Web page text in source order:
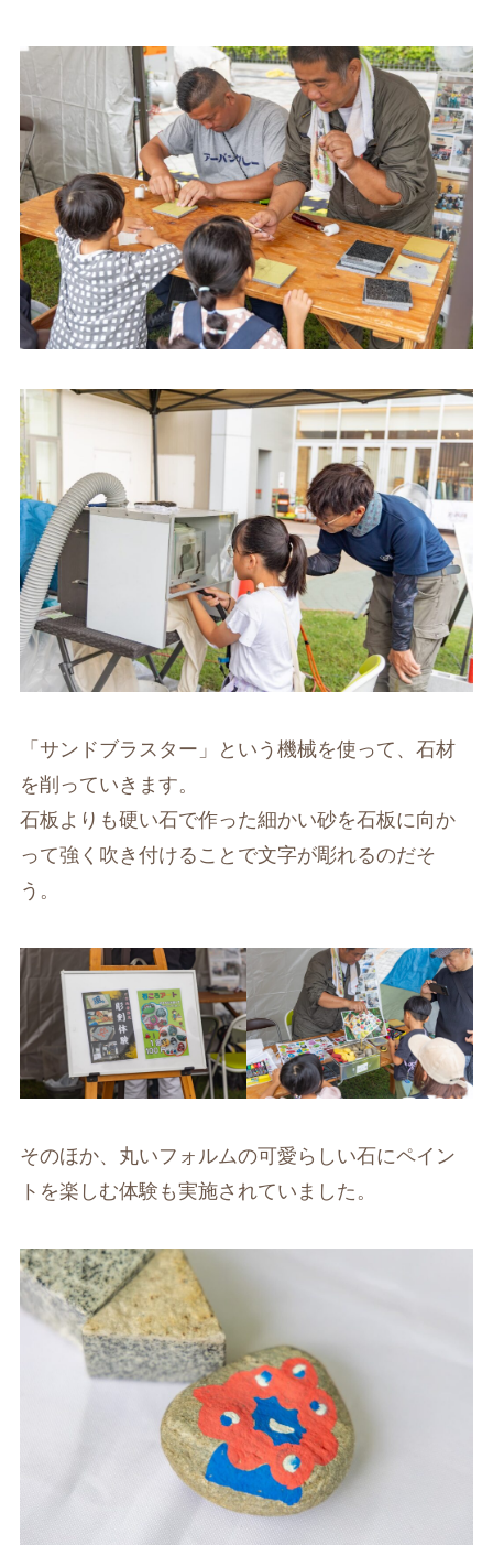
「サンドブラスター」という機械を使って、石材
を削っていきます。
石板よりも硬い石で作った細かい砂を石板に向か
って強く吹き付けることで文字が彫れるのだそ
う。
そのほか、丸いフォルムの可愛らしい石にペイン
トを楽しむ体験も実施されていました。